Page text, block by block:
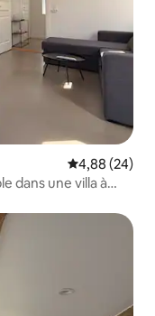
Évaluation
4,88 (24)
dans une villa à